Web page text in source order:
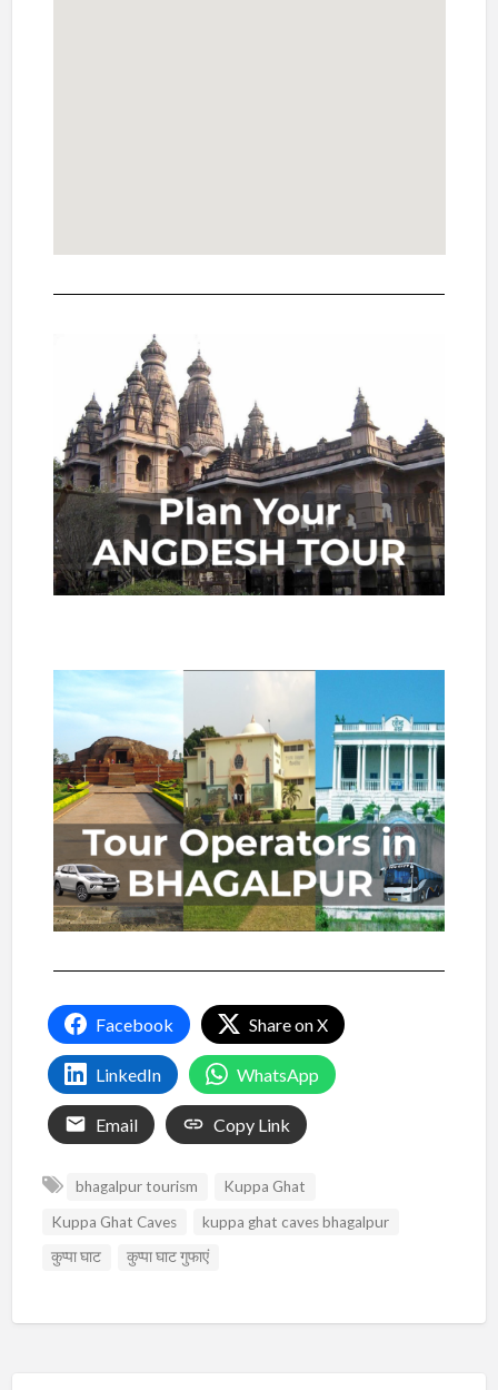
Facebook Share on X
LinkedIn WhatsApp
Email Copy Link
bhagalpur tourism
Kuppa Ghat
Kuppa Ghat Caves
kuppa ghat caves bhagalpur
कुप्पा घाट
कुप्पा घाट गुफाएं